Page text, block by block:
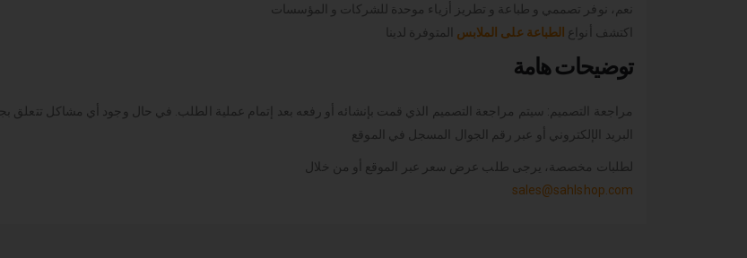
نعم، نوفر تصممي و طباعة و تطريز أزياء موحدة للشركات و المؤسسات
اكتشف أنواع الطباعة على الملابس المتوفرة لدينا
توضيحات هامة
مراجعة التصميم: سيتم مراجعة التصميم الذي قمت بإنشائه أو رفعه بعد إتمام عملية الطلب. في حال وجود أي مشاكل تتعلق
البريد الإلكتروني أو عبر رقم الجوال المسجل في الموقع
لطلبات مخصصة، يرجى طلب عرض سعر عبر الموقع أو من خلال
sales@sahlshop.com